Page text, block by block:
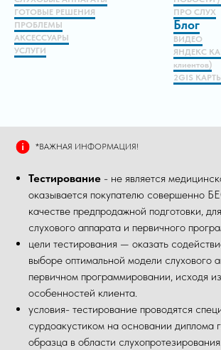
ГОТОВЫЕ РЕШЕНИЯ
ПРОБЛЕМЫ
АКСЕССУАРЫ
УСЛУГИ
ПРО СЛУХ
Блог
ВИДЕО
ЯНДЕКС
клиентов)
2GIS
*ВАЖНАЯ ИНФОРМАЦИЯ!
Тестирование - не является
оказывается покупателю совершенно
качестве предпродажной подготовки,
слухового аппарата и первичного
цели тестирования — оказать
выборе оптимальной модели слухового
первичном программировании, исходя
особенностей клиента.
условия- тестирование проводятся
сурдоакустиком на основании диплома
образца в области